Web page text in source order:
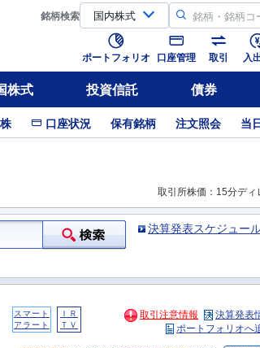
銘柄検索
ポートフォリオ 口座管理 取引 入
株式 投資信託 債券
口座状況 保有銘柄 注文照会 当
取引所株価：15分ディ
決算発表スケジュー
スマート
アラート
ＩＲ
ＴＶ
取引注意情報
決算発表
ポートフォリオへ